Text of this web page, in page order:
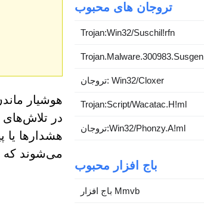
هوشیار
در تلاش‌های
هشدارها
می‌شوند که
تروجان های محبوب
Trojan:Win32/Suschil!rfn
Trojan.Malware.300983.Susgen
تروجان: Win32/Cloxer
Trojan:Script/Wacatac.H!ml
تروجان:Win32/Phonzy.A!ml
باج افزار محبوب
باج افزار Mmvb